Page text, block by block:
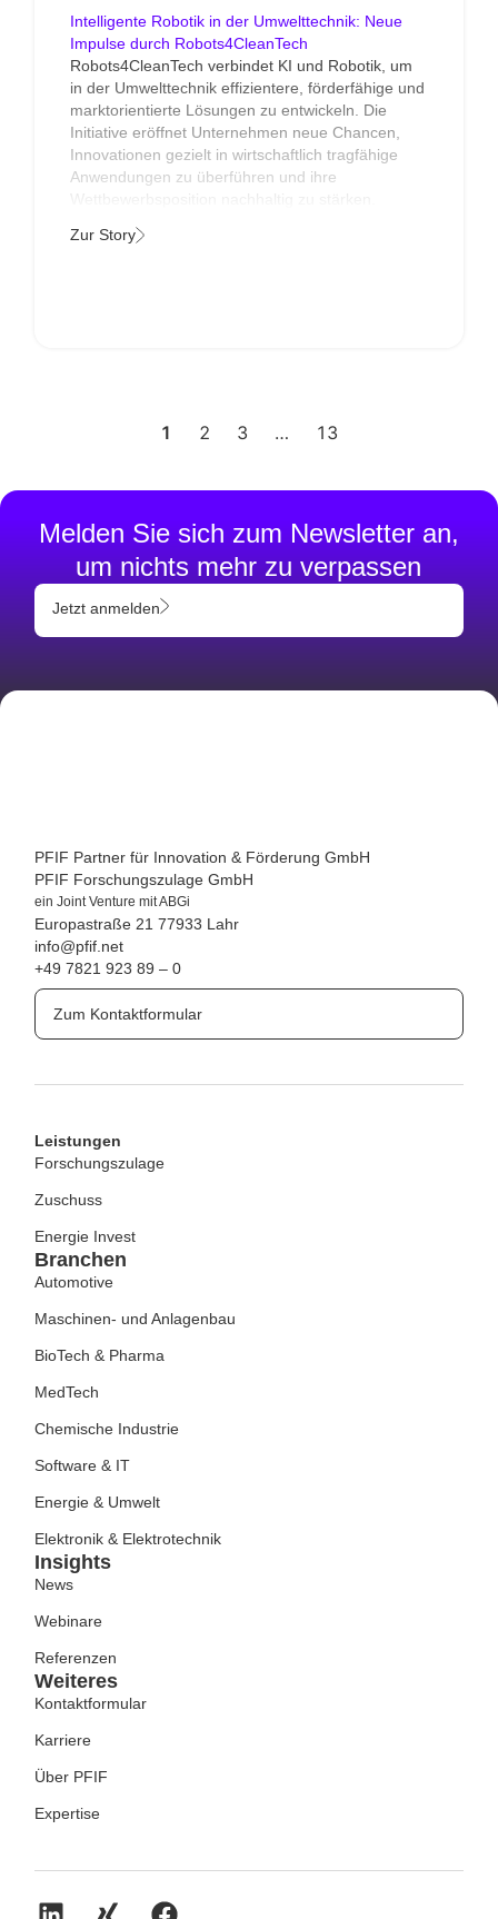
Intelligente Robotik in der Umwelttechnik: Neue
Impulse durch Robots4CleanTech
Robots4CleanTech verbindet KI und Robotik, um
in der Umwelttechnik effizientere, förderfähige und
marktorientierte Lösungen zu entwickeln. Die
Initiative eröffnet Unternehmen neue Chancen,
Innovationen gezielt in wirtschaftlich tragfähige
Anwendungen zu überführen und ihre
Zur Story
1 2 3 … 13
Melden Sie sich zum Newsletter an,
um nichts mehr zu verpassen
Jetzt anmelden
PFIF Partner für Innovation & Förderung GmbH
PFIF Forschungszulage GmbH
ein Joint Venture mit ABGi
Europastraße 2177933 Lahr
info@pfif.net
+49 7821 923 89 – 0
Zum Kontaktformular
Leistungen
Forschungszulage
Zuschuss
Energie Invest
Branchen
Automotive
Maschinen- und Anlagenbau
BioTech & Pharma
MedTech
Chemische Industrie
Software & IT
Energie & Umwelt
Elektronik & Elektrotechnik
Insights
News
Webinare
Referenzen
Weiteres
Kontaktformular
Karriere
Über PFIF
Expertise